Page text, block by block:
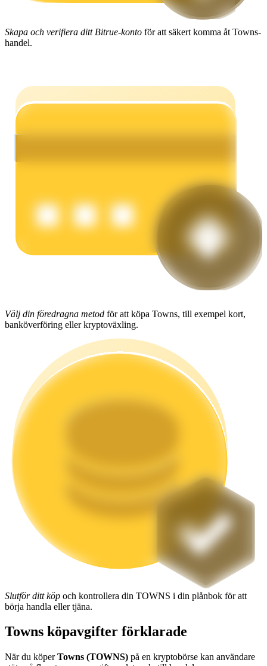
Handelsstrategier
Launchpool
Flexibel insats för att tjäna populära tokens
Skapa och verifiera ditt Bitrue-konto för att säkert komma åt Towns-
handel.
Välj din föredragna metod för att köpa Towns, till exempel kort,
banköverföring eller kryptoväxling.
Slutför ditt köp och kontrollera din TOWNS i din plånbok för att
börja handla eller tjäna.
Towns köpavgifter förklarade
När du köperTowns (TOWNS) på en kryptobörse kan användare